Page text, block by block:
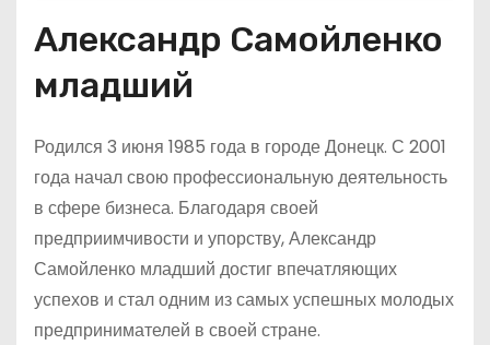
Александр Самойленко
младший
Родился 3 июня 1985 года в городе Донецк. С 2001
года начал свою профессиональную деятельность
в сфере бизнеса. Благодаря своей
предприимчивости и упорству, Александр
Самойленко младший достиг впечатляющих
успехов и стал одним из самых успешных молодых
предпринимателей в своей стране.